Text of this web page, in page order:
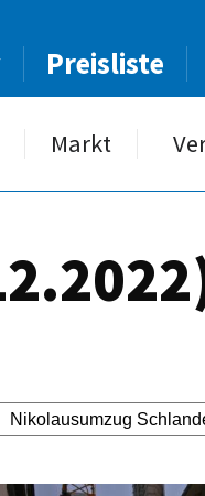
Preisliste
Markt